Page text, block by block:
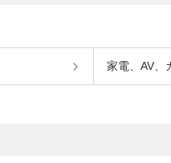
家電、AV、